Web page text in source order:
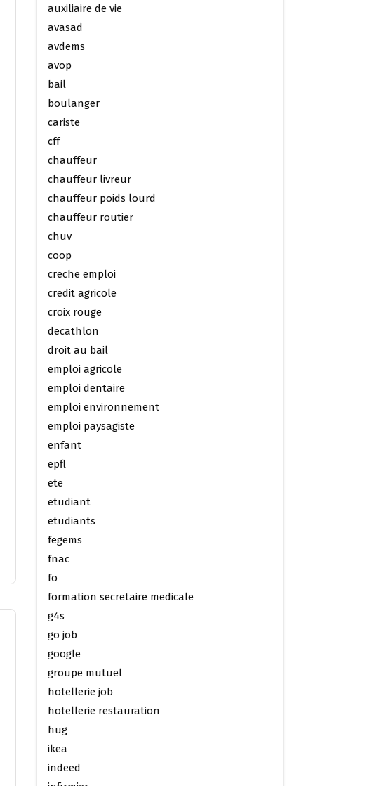
auxiliaire de vie
avasad
avdems
avop
bail
boulanger
cariste
cff
chauffeur
chauffeur livreur
chauffeur poids lourd
chauffeur routier
chuv
coop
creche emploi
credit agricole
croix rouge
decathlon
droit au bail
emploi agricole
emploi dentaire
emploi environnement
emploi paysagiste
enfant
epfl
ete
etudiant
etudiants
fegems
fnac
fo
formation secretaire medicale
g4s
go job
google
groupe mutuel
hotellerie job
hotellerie restauration
hug
ikea
indeed